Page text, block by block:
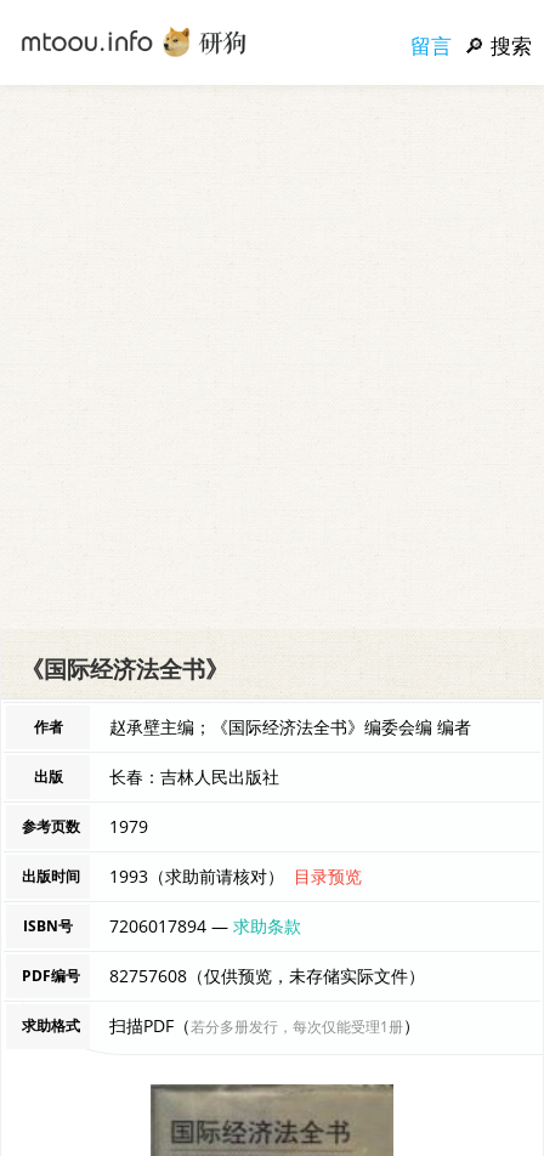
留言 搜索
《国际经济法全书》
作者 赵承壁主编；《国际经济法全书》编委会编 编者
出版 长春：吉林人民出版社
参考页数 1979
出版时间 1993（求助前请核对） 目录预览
ISBN号 7206017894 —求助条款
PDF编号 82757608（仅供预览，未存储实际文件）
求助格式 扫描PDF（若分多册发行，每次仅能受理1册）